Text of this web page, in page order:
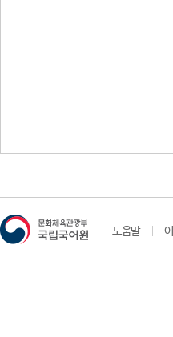
도움말